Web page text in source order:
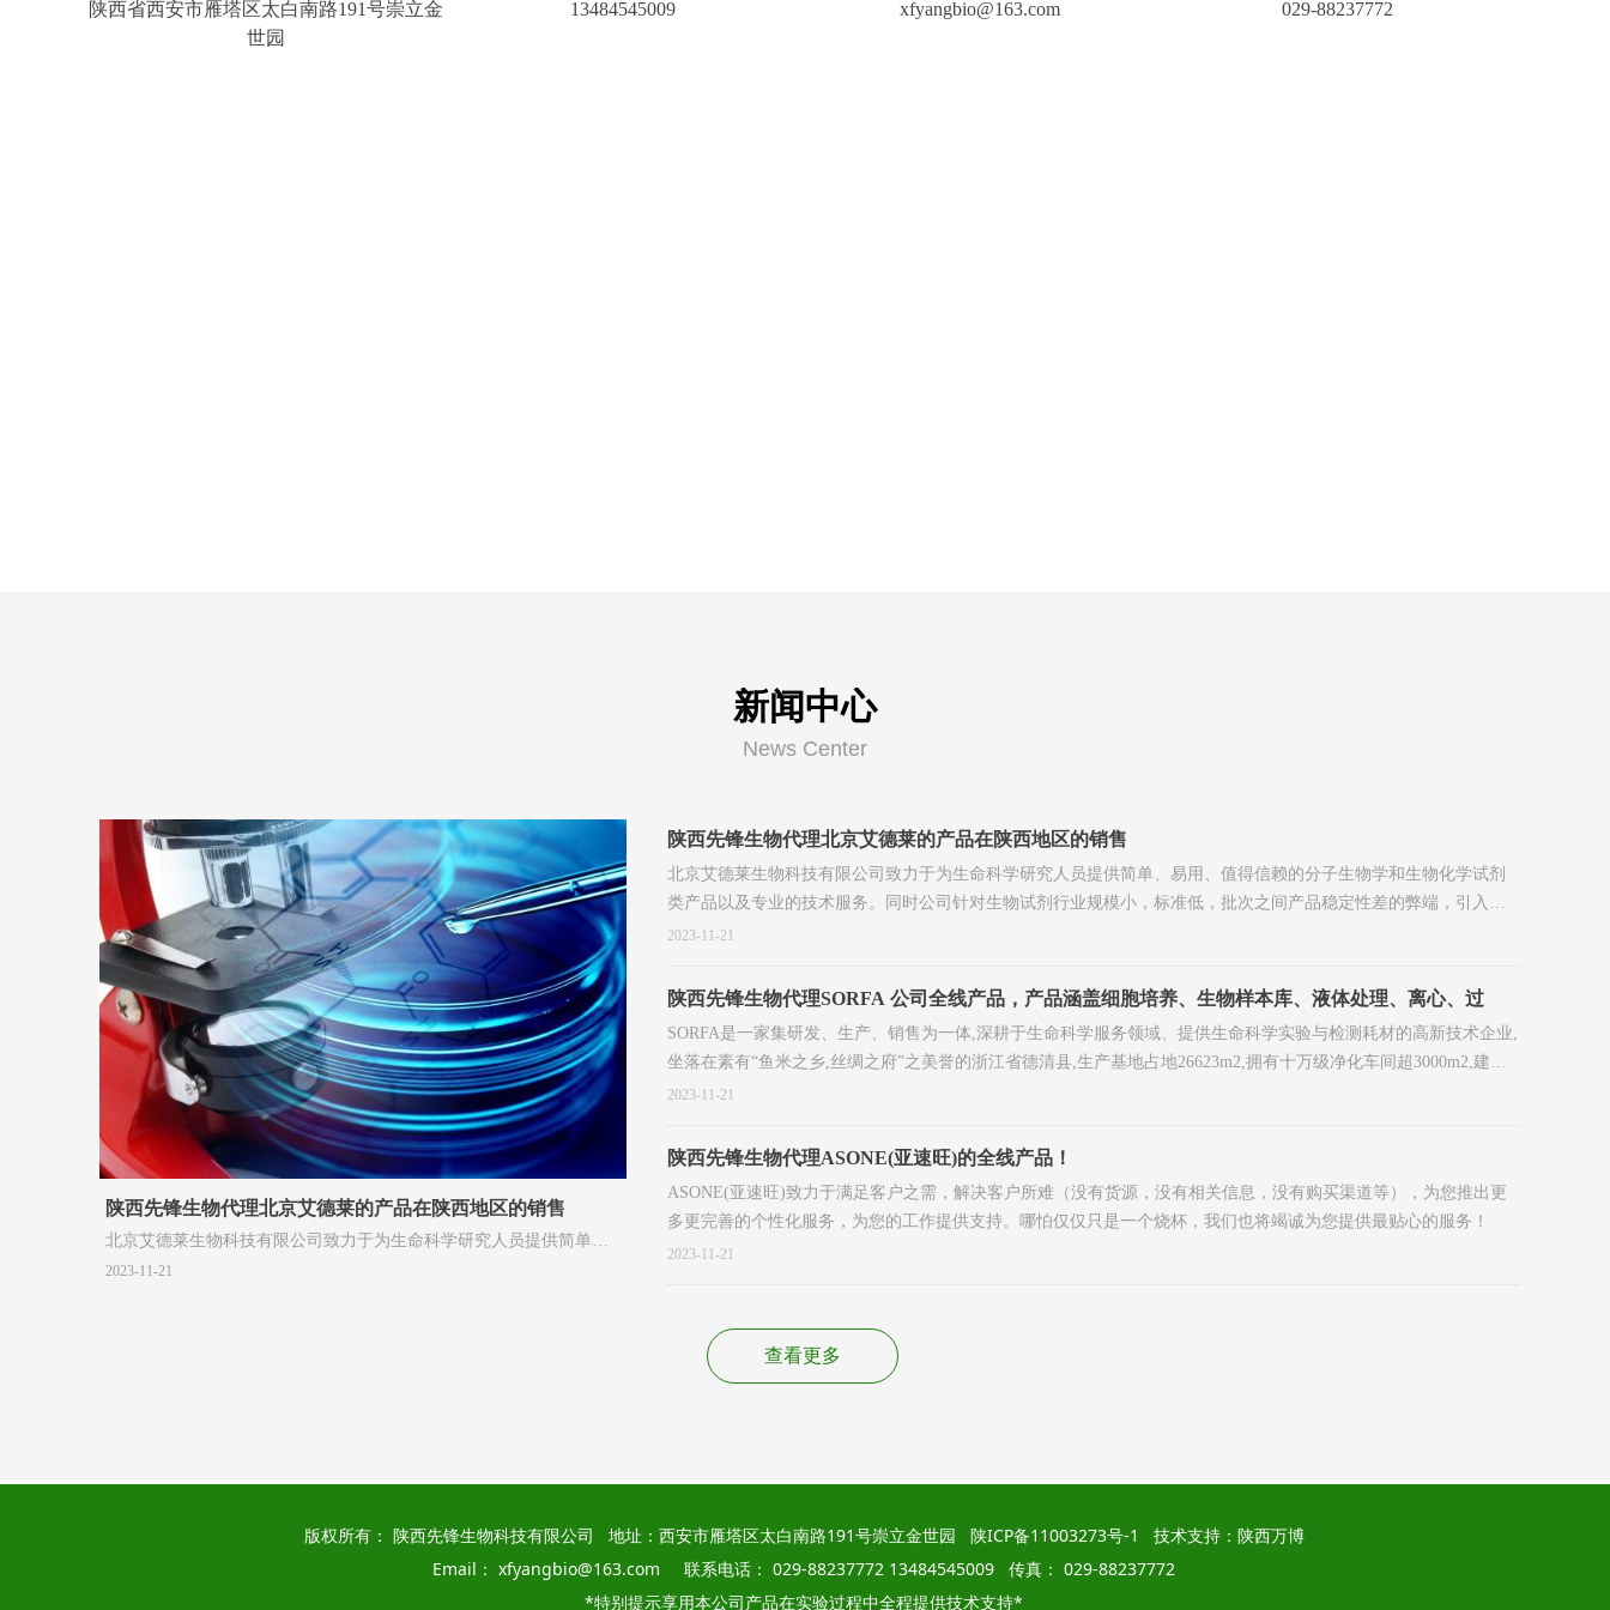
陕西省西安市雁塔区太白南路191号崇立金
世园
13484545009 xfyangbio@163.com 029-88237772
新闻中心
News Center
查看更多
陕西先锋生物代理北京艾德莱的产品在陕西地区的销售
北京艾德莱生物科技有限公司致力于为生命科学研究人员提供简单、易用、值得信赖的分子生物学和生物化学试剂
类产品以及专业的技术服务。同时公司针对生物试剂行业规模小，标准低，批次之间产品稳定性差的弊端，引入生
物医药公司风险投资作为战略合作伙伴，将生物医药级的规模生产设备、工艺、流程等引入科研试剂领域，提供具
大科研工作者携手为中国生命科学发展不断努力
2023-11-21
陕西先锋生物代理SORFA 公司全线产品，产品涵盖细胞培养、生物样本库、液体处理、离心、过
滤、分子诊断、微生物、试剂、安全防护等九大系列及部 分配套仪器
SORFA是一家集研发、生产、销售为一体,深耕于生命科学服务领域、提供生命科学实验与检测耗材的高新技术企业,
坐落在素有“鱼米之乡,丝绸之府”之美誉的浙江省德清县,生产基地占地26623m2,拥有十万级净化车间超3000m2,建立
了一套符合国际质量标准的内部质量控制体系,通过了ISO9001:2015、IS013485:2016质量管理体系认证、CE市场准入
2023-11-21
陕西先锋生物代理ASONE(亚速旺)的全线产品！
ASONE(亚速旺)致力于满足客户之需，解决客户所难（没有货源，没有相关信息，没有购买渠道等），为您推出更
多更完善的个性化服务，为您的工作提供支持。哪怕仅仅只是一个烧杯，我们也将竭诚为您提供最贴心的服务！
2023-11-21
陕西先锋生物代理北京艾德莱的产品在陕西地区的销售
北京艾德莱生物科技有限公司致力于为生命科学研究人员提供简单、
易用、值得信赖的分子生物学和生物化学试剂类产品以及专业的技术
2023-11-21
版权所有： 陕西先锋生物科技有限公司 地址：西安市雁塔区太白南路191号崇立金世园 陕ICP备11003273号-1 技术支持： 陕西万博
Email： xfyangbio@163.com 联系电话： 029-88237772 13484545009 传真： 029-88237772
*特别提示享用本公司产品在实验过程中全程提供技术支持*